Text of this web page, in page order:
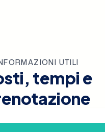
UTILI
tempi e